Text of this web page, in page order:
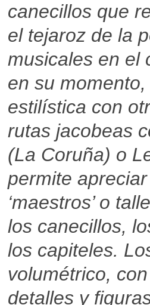
canecillos que
el tejaroz de la
musicales en el
en su
estilística con
rutas jacobeas
(La Coruña) o
permite
‘maestros’ o
los canecillos,
los capiteles.
volumétrico,
detalles y